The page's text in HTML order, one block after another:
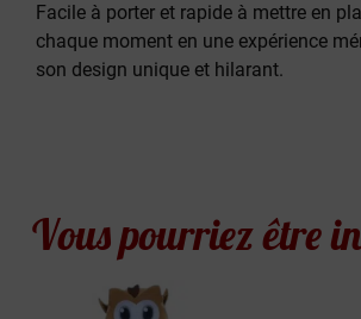
Facile à porter et rapide à mettre en
chaque moment en une expérience
son design unique et hilarant.
Vous pourriez être